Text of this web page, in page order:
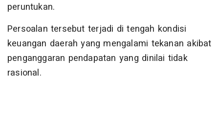
peruntukan.
Persoalan tersebut terjadi di tengah kondisi
keuangan daerah yang mengalami tekanan akibat
penganggaran pendapatan yang dinilai tidak
rasional.